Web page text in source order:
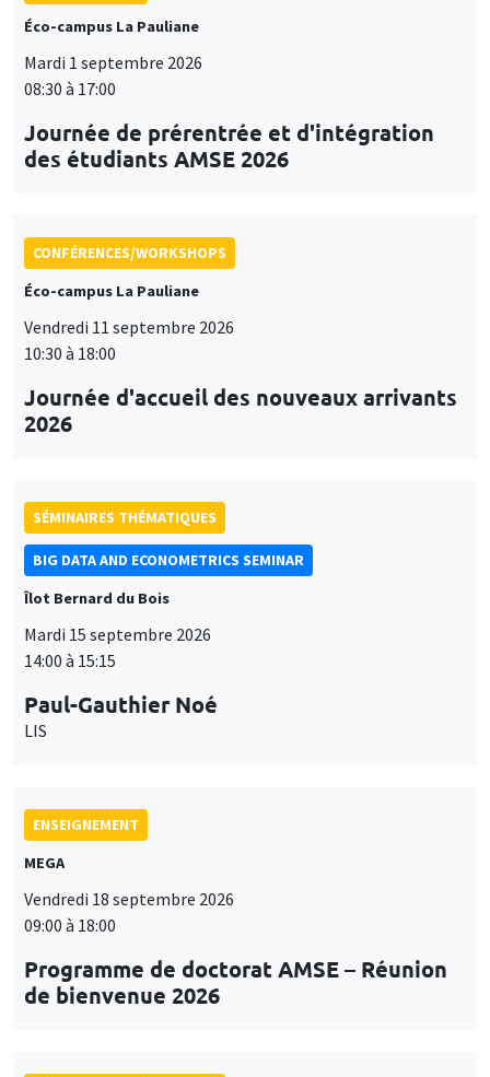
Éco-campus La Pauliane
Mardi 1 septembre 2026
08:30 à 17:00
Journée de prérentrée et d'intégration
des étudiants AMSE 2026
CONFÉRENCES/WORKSHOPS
Éco-campus La Pauliane
Vendredi 11 septembre 2026
10:30 à 18:00
Journée d'accueil des nouveaux arrivants
2026
SÉMINAIRES THÉMATIQUES
BIG DATA AND ECONOMETRICS SEMINAR
Îlot Bernard du Bois
Mardi 15 septembre 2026
14:00 à 15:15
Paul-Gauthier Noé
LIS
ENSEIGNEMENT
MEGA
Vendredi 18 septembre 2026
09:00 à 18:00
Programme de doctorat AMSE – Réunion
de bienvenue 2026